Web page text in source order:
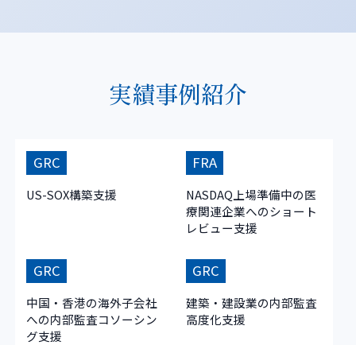
実績事例紹介
GRC
US-SOX構築支援
FRA
NASDAQ上場準備中の医
療関連企業へのショート
レビュー支援
GRC
中国・香港の海外子会社
への内部監査コソーシン
グ支援
GRC
建築・建設業の内部監査
高度化支援